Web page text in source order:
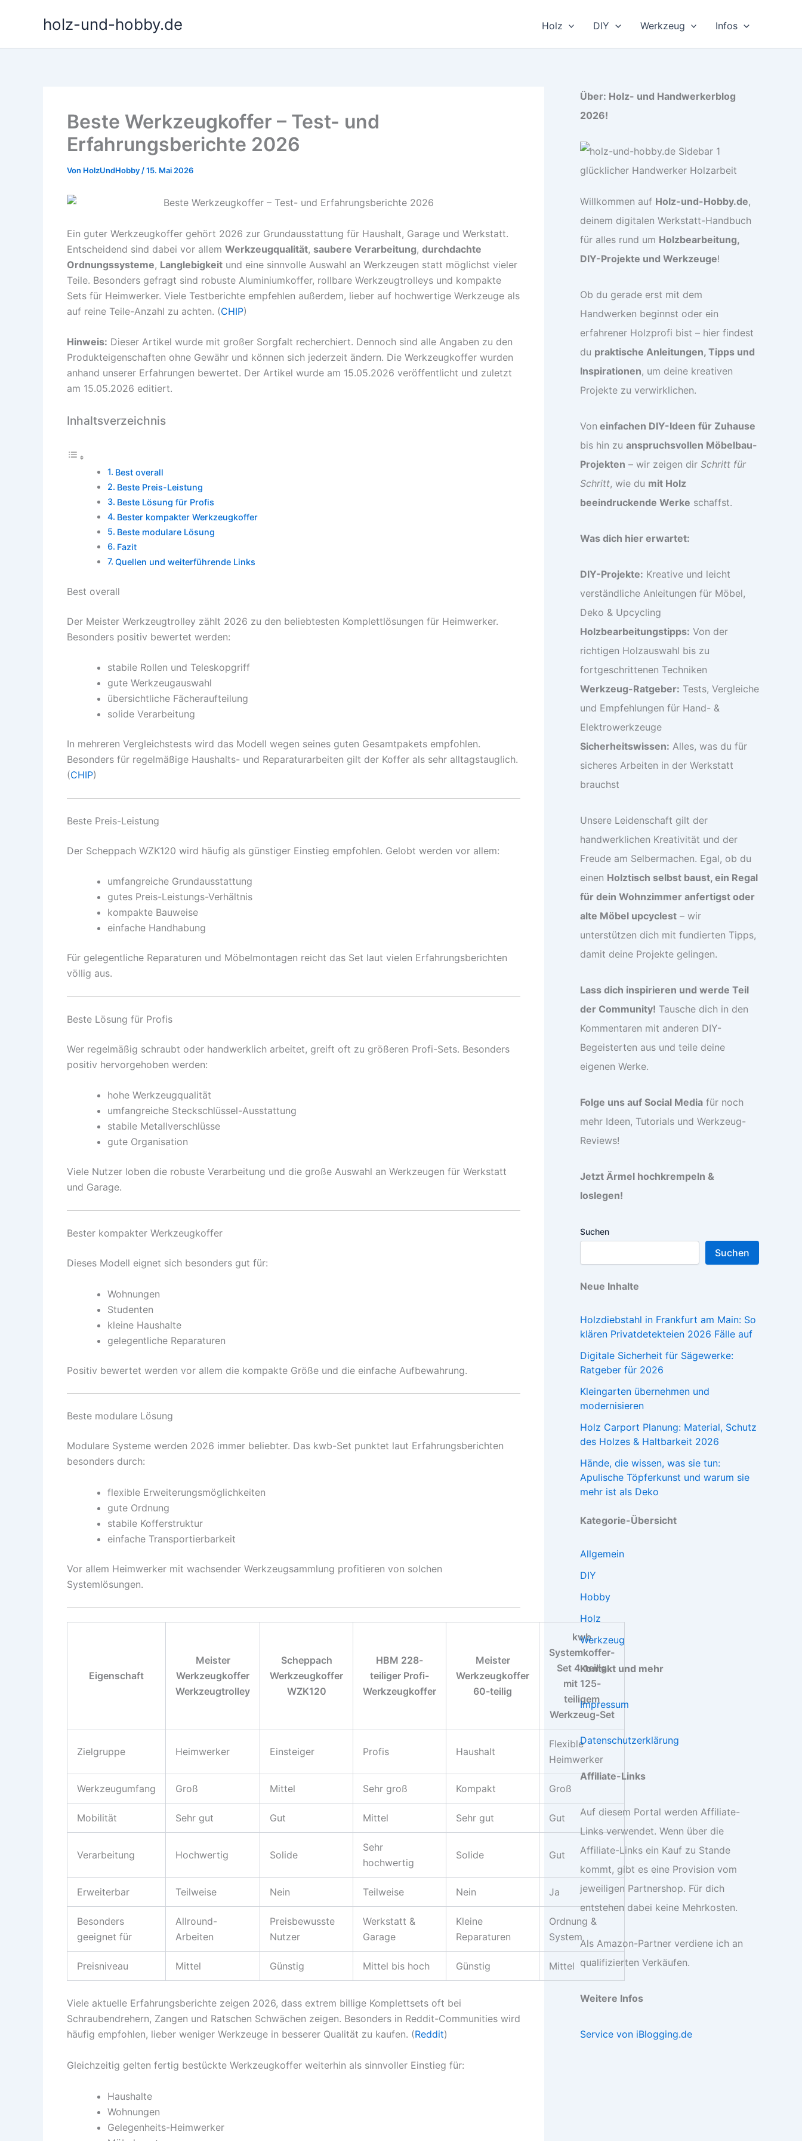
holz-und-hobby.de Holz DIY Werkzeug Infos
Beste Werkzeugkoffer – Test- und
Erfahrungsberichte 2026
Von HolzUndHobby /15. Mai 2026
Ein guter Werkzeugkoffer gehört 2026 zur Grundausstattung für Haushalt, Garage und Werkstatt.
Entscheidend sind dabei vor allem Werkzeugqualität, saubere Verarbeitung, durchdachte
Ordnungssysteme, Langlebigkeit und eine sinnvolle Auswahl an Werkzeugen statt möglichst vieler
Teile. Besonders gefragt sind robuste Aluminiumkoffer, rollbare Werkzeugtrolleys und kompakte
Sets für Heimwerker. Viele Testberichte empfehlen außerdem, lieber auf hochwertige Werkzeuge als
auf reine Teile-Anzahl zu achten. (CHIP)
Hinweis: Dieser Artikel wurde mit großer Sorgfalt recherchiert. Dennoch sind alle Angaben zu den
Produkteigenschaften ohne Gewähr und können sich jederzeit ändern. Die Werkzeugkoffer wurden
anhand unserer Erfahrungen bewertet. Der Artikel wurde am 15.05.2026 veröffentlicht und zuletzt
am 15.05.2026 editiert.
Inhaltsverzeichnis
Best overall
Beste Preis-Leistung
Beste Lösung für Profis
Bester kompakter Werkzeugkoffer
Beste modulare Lösung
Fazit
Quellen und weiterführende Links
Best overall
Der Meister Werkzeugtrolley zählt 2026 zu den beliebtesten Komplettlösungen für Heimwerker.
Besonders positiv bewertet werden:
stabile Rollen und Teleskopgriff
gute Werkzeugauswahl
übersichtliche Fächeraufteilung
solide Verarbeitung
In mehreren Vergleichstests wird das Modell wegen seines guten Gesamtpakets empfohlen.
Besonders für regelmäßige Haushalts- und Reparaturarbeiten gilt der Koffer als sehr alltagstauglich.
(CHIP)
Beste Preis-Leistung
Der Scheppach WZK120 wird häufig als günstiger Einstieg empfohlen. Gelobt werden vor allem:
umfangreiche Grundausstattung
gutes Preis-Leistungs-Verhältnis
kompakte Bauweise
einfache Handhabung
Für gelegentliche Reparaturen und Möbelmontagen reicht das Set laut vielen Erfahrungsberichten
völlig aus.
Beste Lösung für Profis
Wer regelmäßig schraubt oder handwerklich arbeitet, greift oft zu größeren Profi-Sets. Besonders
positiv hervorgehoben werden:
hohe Werkzeugqualität
umfangreiche Steckschlüssel-Ausstattung
stabile Metallverschlüsse
gute Organisation
Viele Nutzer loben die robuste Verarbeitung und die große Auswahl an Werkzeugen für Werkstatt
und Garage.
Bester kompakter Werkzeugkoffer
Dieses Modell eignet sich besonders gut für:
Wohnungen
Studenten
kleine Haushalte
gelegentliche Reparaturen
Positiv bewertet werden vor allem die kompakte Größe und die einfache Aufbewahrung.
Beste modulare Lösung
Modulare Systeme werden 2026 immer beliebter. Das kwb-Set punktet laut Erfahrungsberichten
besonders durch:
flexible Erweiterungsmöglichkeiten
gute Ordnung
stabile Kofferstruktur
einfache Transportierbarkeit
Vor allem Heimwerker mit wachsender Werkzeugsammlung profitieren von solchen
Systemlösungen.
Eigenschaft
Meister
Werkzeugkoffer
Werkzeugtrolley
Scheppach
Werkzeugkoffer
WZK120
HBM 228-
teiliger Profi-
Werkzeugkoffer
Meister
Werkzeugkoffer
60-teilig
kwb
Systemkoffer-
Set 4-teilig
mit 125-
teiligem
Werkzeug-Set
Zielgruppe Heimwerker Einsteiger Profis Haushalt
Flexible
Heimwerker
Werkzeugumfang Groß Mittel Sehr groß Kompakt Groß
Mobilität Sehr gut Gut Mittel Sehr gut Gut
Verarbeitung Hochwertig Solide
Sehr
hochwertig
Solide Gut
Erweiterbar Teilweise Nein Teilweise Nein Ja
Besonders
geeignet für
Allround-
Arbeiten
Preisbewusste
Nutzer
Werkstatt &
Garage
Kleine
Reparaturen
Ordnung &
System
Preisniveau Mittel Günstig Mittel bis hoch Günstig Mittel
Viele aktuelle Erfahrungsberichte zeigen 2026, dass extrem billige Komplettsets oft bei
Schraubendrehern, Zangen und Ratschen Schwächen zeigen. Besonders in Reddit-Communities wird
häufig empfohlen, lieber weniger Werkzeuge in besserer Qualität zu kaufen. (Reddit)
Gleichzeitig gelten fertig bestückte Werkzeugkoffer weiterhin als sinnvoller Einstieg für:
Haushalte
Wohnungen
Gelegenheits-Heimwerker
Über: Holz- und Handwerkerblog
2026!
Willkommen auf Holz-und-Hobby.de,
deinem digitalen Werkstatt-Handbuch
für alles rund um Holzbearbeitung,
DIY-Projekte und Werkzeuge!
Ob du gerade erst mit dem
Handwerken beginnst oder ein
erfahrener Holzprofi bist – hier findest
du praktische Anleitungen, Tipps und
Inspirationen, um deine kreativen
Projekte zu verwirklichen.
Von einfachen DIY-Ideen für Zuhause
bis hin zu anspruchsvollen Möbelbau-
Projekten – wir zeigen dir Schritt für
Schritt, wie du mit Holz
beeindruckende Werke schaffst.
Was dich hier erwartet:
DIY-Projekte: Kreative und leicht
verständliche Anleitungen für Möbel,
Deko & Upcycling
Holzbearbeitungstipps: Von der
richtigen Holzauswahl bis zu
fortgeschrittenen Techniken
Werkzeug-Ratgeber: Tests, Vergleiche
und Empfehlungen für Hand- &
Elektrowerkzeuge
Sicherheitswissen: Alles, was du für
sicheres Arbeiten in der Werkstatt
brauchst
Unsere Leidenschaft gilt der
handwerklichen Kreativität und der
Freude am Selbermachen. Egal, ob du
einen Holztisch selbst baust, ein Regal
für dein Wohnzimmer anfertigst oder
alte Möbel upcyclest – wir
unterstützen dich mit fundierten Tipps,
damit deine Projekte gelingen.
Lass dich inspirieren und werde Teil
der Community! Tausche dich in den
Kommentaren mit anderen DIY-
Begeisterten aus und teile deine
eigenen Werke.
Folge uns auf Social Media für noch
mehr Ideen, Tutorials und Werkzeug-
Reviews!
Jetzt Ärmel hochkrempeln &
loslegen!
Suchen
Suchen
Neue Inhalte
Holzdiebstahl in Frankfurt am Main: So
klären Privatdetekteien 2026 Fälle auf
Digitale Sicherheit für Sägewerke:
Ratgeber für 2026
Kleingarten übernehmen und
modernisieren
Holz Carport Planung: Material, Schutz
des Holzes & Haltbarkeit 2026
Hände, die wissen, was sie tun:
Apulische Töpferkunst und warum sie
mehr ist als Deko
Kategorie-Übersicht
Allgemein
DIY
Hobby
Holz
Werkzeug
Kontakt und mehr
Impressum
Datenschutzerklärung
Affiliate-Links
Auf diesem Portal werden Affiliate-
Links verwendet. Wenn über die
Affiliate-Links ein Kauf zu Stande
kommt, gibt es eine Provision vom
jeweiligen Partnershop. Für dich
entstehen dabei keine Mehrkosten.
Als Amazon-Partner verdiene ich an
qualifizierten Verkäufen.
Weitere Infos
Service von iBlogging.de